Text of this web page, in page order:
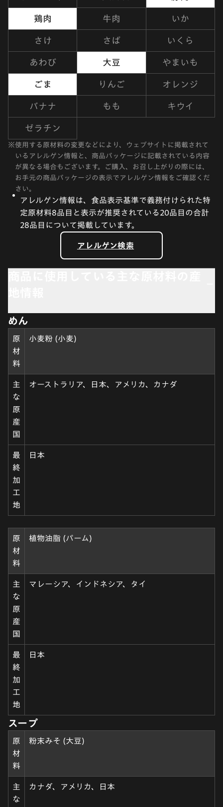
鶏肉 牛肉 いか
さけ さば いくら
あわび 大豆 やまいも
ごま りんご オレンジ
バナナ もも キウイ
ゼラチン
※使用する原材料の変更などにより、ウェブサイトに掲載されて
いるアレルゲン情報と、商品パッケージに記載されている内容
が異なる場合もございます。ご購入、お召し上がりの際には、
お手元の商品パッケージの表示でアレルゲン情報をご確認くだ
さい。
アレルゲン情報は、食品表示基準で義務付けられた特
定原材料8品目と表示が推奨されている20品目の合計
28品目について掲載しています。
アレルゲン検索
めん
原
材
料
小麦粉 (小麦)
主
な
原
産
国
オーストラリア、日本、アメリカ、カナダ
最
終
加
工
地
日本
原
材
料
植物油脂 (パーム)
主
な
原
産
国
マレーシア、インドネシア、タイ
最
終
加
工
地
日本
スープ
原
材
料
粉末みそ (大豆)
主
な
カナダ、アメリカ、日本